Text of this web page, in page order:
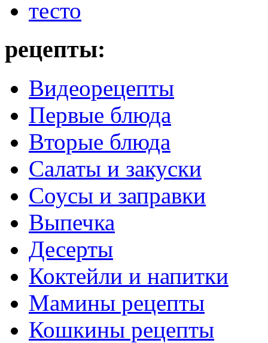
тесто
рецепты:
Видеорецепты
Первые блюда
Вторые блюда
Салаты и закуски
Соусы и заправки
Выпечка
Десерты
Коктейли и напитки
Мамины рецепты
Кошкины рецепты